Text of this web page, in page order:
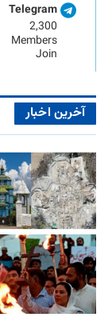
Telegram
2,300
Members
Join
آخرین اخبار